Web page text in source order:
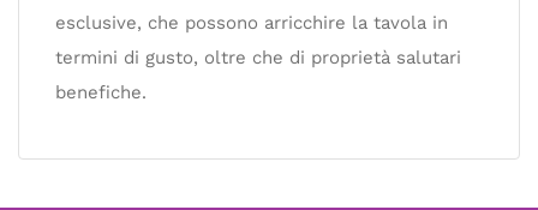
esclusive, che possono arricchire la tavola in
termini di gusto, oltre che di proprietà salutari
benefiche.